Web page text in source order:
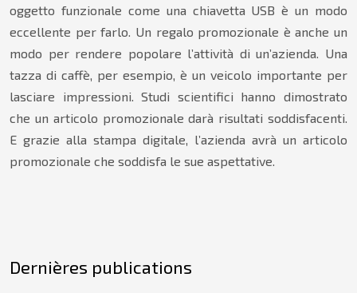
oggetto funzionale come una chiavetta USB è un modo
eccellente per farlo. Un regalo promozionale è anche un
modo per rendere popolare l’attività di un’azienda. Una
tazza di caffè, per esempio, è un veicolo importante per
lasciare impressioni. Studi scientifici hanno dimostrato
che un articolo promozionale darà risultati soddisfacenti.
E grazie alla stampa digitale, l’azienda avrà un articolo
promozionale che soddisfa le sue aspettative.
Dernières publications